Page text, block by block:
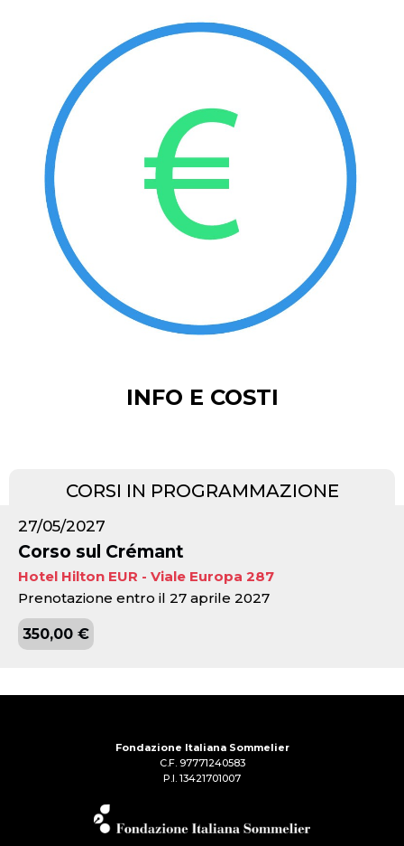
INFO E COSTI
CORSI IN PROGRAMMAZIONE
27/05/2027
Corso sul Crémant
Hotel Hilton EUR - Viale Europa 287
Prenotazione entro il 27 aprile 2027
350,00 €
Fondazione Italiana Sommelier
C.F. 97771240583
P.I. 13421701007